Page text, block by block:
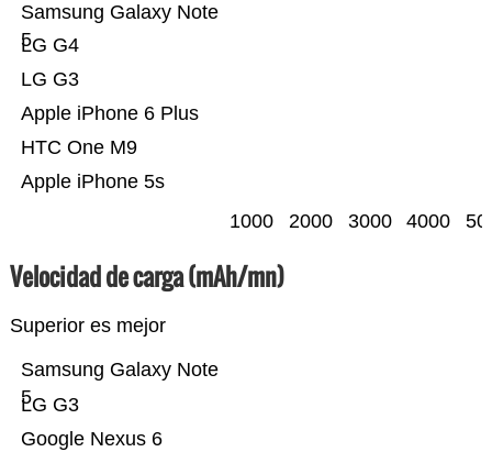
Apple iPhone 5s
HTC One M9
Apple iPhone 6 Plus
LG G3
LG G4
Samsung Galaxy Note
5
1000 2000 3000 4000
Velocidad de carga (mAh/mn)
Superior es mejor
Google Nexus 6
LG G3
Samsung Galaxy Note
5